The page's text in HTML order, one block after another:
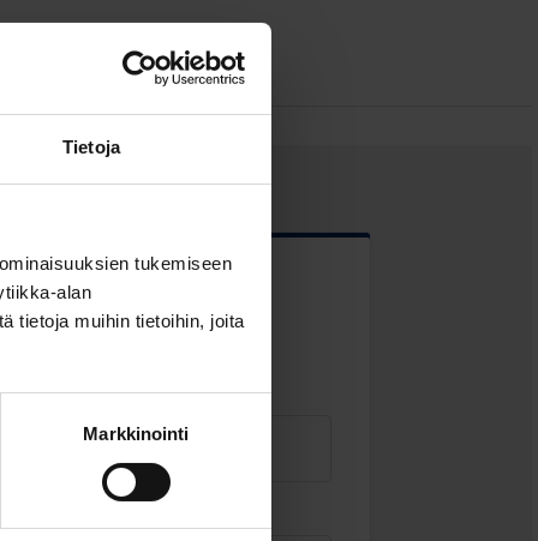
Tietoja
tukemiseen
alan
tietoja muihin tietoihin, joita
Markkinointi